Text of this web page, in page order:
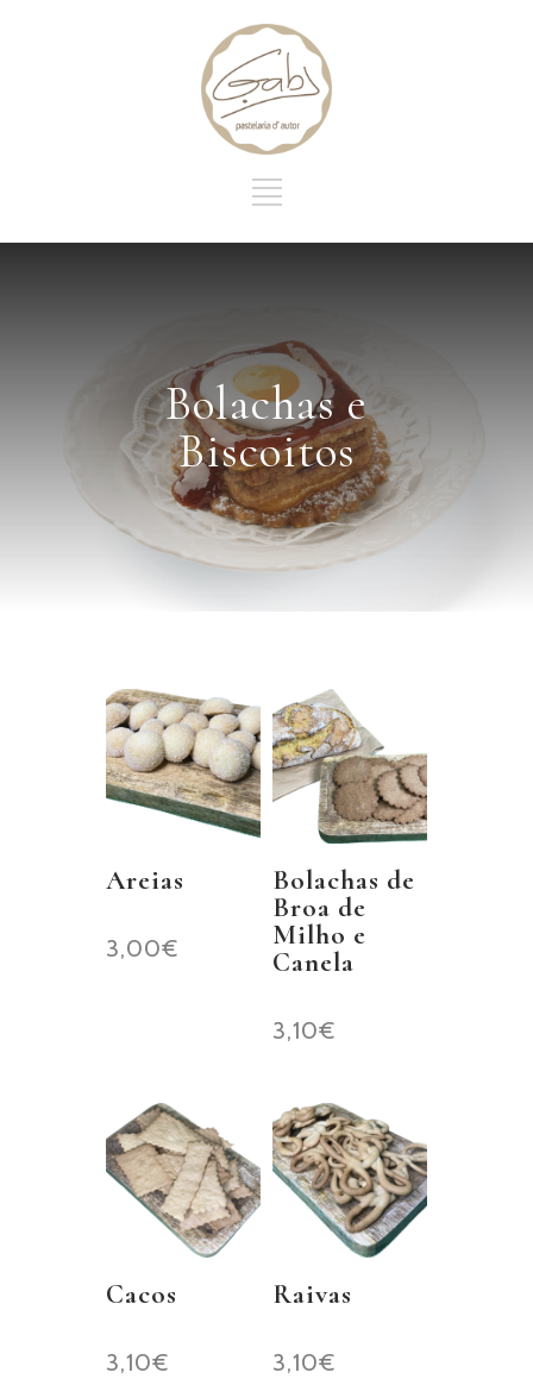
Bolachas e
Biscoitos
Areias
3,00€
Bolachas de
Broa de
Milho e
Canela
3,10€
Cacos
3,10€
Raivas
3,10€